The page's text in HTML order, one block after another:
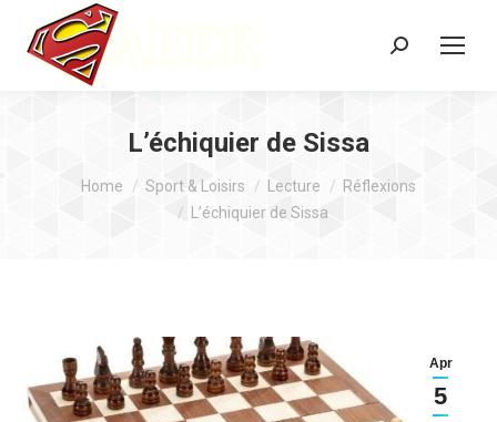
Search:
L’échiquier de Sissa
You are here:
Home Sport & Loisirs Lecture
Réflexions
L’échiquier de Sissa
Apr
5